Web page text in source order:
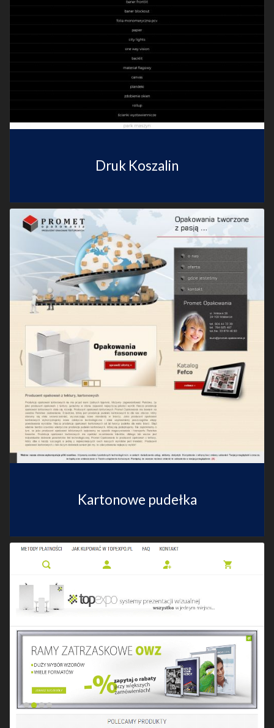
Druk Koszalin
Kartonowe pudełka